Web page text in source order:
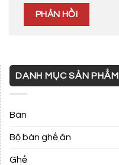
DANH MỤC SẢN PHẨM
Bàn
Bộ bàn ghế ăn
Ghế